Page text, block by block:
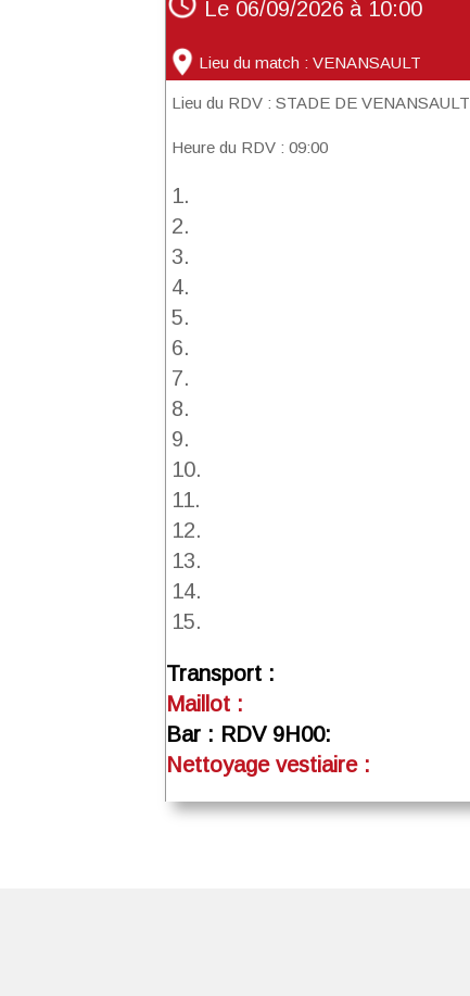
Le 06/09/2026 à 10:00
Lieu du match : VENANSAULT
Lieu du RDV : STADE DE VENANSAULT
Heure du RDV : 09:00
1.
2.
3.
4.
5.
6.
7.
8.
9.
10.
11.
12.
13.
14.
15.
Transport :
Maillot :
Bar : RDV 9H00:
Nettoyage vestiaire :